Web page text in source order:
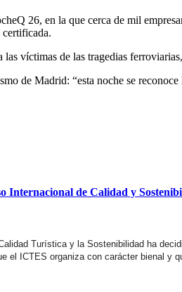
26, en la que cerca de mil
víctimas de las tragedias
de Madrid: “esta noche se
Internacional de Calidad y
Turística y la Sostenibilidad ha
el ICTES organiza con carácter bienal y